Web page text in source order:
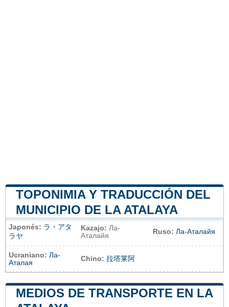
TOPONIMIA Y TRADUCCIÓN DEL
MUNICIPIO DE LA ATALAYA
Japonés: ラ・アタ
ラヤ
Kazajo: Ла-
Аталайя
Ruso: Ла-Аталайя
Ucraniano: Ла-
Аталая
Chino: 拉塔莱阿
MEDIOS DE TRANSPORTE EN LA